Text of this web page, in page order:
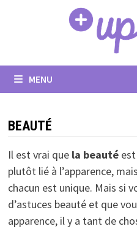
MENU
BEAUTÉ
Il est vrai que la beautéest
plutôt lié à l’apparence,
chacun est unique. Mais si
d’astuces beauté et que
apparence, il y a tant de